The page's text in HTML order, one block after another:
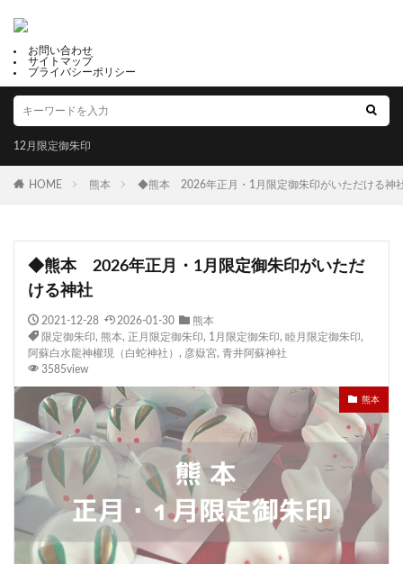
お問い合わせ
サイトマップ
プライバシーポリシー
12月限定御朱印
HOME 熊本 ◆熊本 2026年正月・1月限定御朱印がいただける神
◆熊本 2026年正月・1月限定御朱印がいただ
ける神社
2021-12-28 2026-01-30
熊本
限定御朱印, 熊本, 正月限定御朱印, 1月限定御朱印, 睦月限定御朱印,
阿蘇白水龍神權現（白蛇神社） , 彦嶽宮, 青井阿蘇神社
3585view
熊本